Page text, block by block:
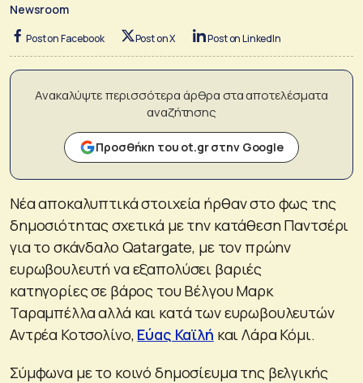
Newsroom
Post on Facebook Post on X Post on LinkedIn
Ανακαλύψτε περισσότερα άρθρα στα αποτελέσματα
αναζήτησης
Προσθήκη του ot.gr στην Google
Νέα αποκαλυπτικά στοιχεία ήρθαν στο φως της
δημοσιότητας σχετικά με την κατάθεση Παντσέρι
για το σκάνδαλο Qatargate, με τον πρώην
ευρωβουλευτή να εξαπολύσει βαριές
κατηγορίες σε βάρος του Βέλγου Μαρκ
Ταραμπέλλα αλλά και κατά των ευρωβουλευτών
Αντρέα Κοτσολίνο, Εύας Καϊλή και Λάρα Κόμι.
Σύμφωνα με το κοινό δημοσίευμα της βελγικής